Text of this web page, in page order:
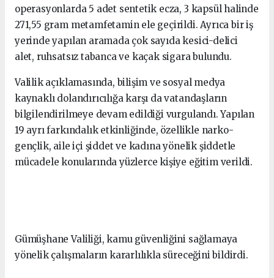
operasyonlarda 5 adet sentetik ecza, 3 kapsül halinde
271,55 gram metamfetamin ele geçirildi. Ayrıca bir iş
yerinde yapılan aramada çok sayıda kesici-delici
alet, ruhsatsız tabanca ve kaçak sigara bulundu.
Valilik açıklamasında, bilişim ve sosyal medya
kaynaklı dolandırıcılığa karşı da vatandaşların
bilgilendirilmeye devam edildiği vurgulandı. Yapılan
19 ayrı farkındalık etkinliğinde, özellikle narko-
gençlik, aile içi şiddet ve kadına yönelik şiddetle
mücadele konularında yüzlerce kişiye eğitim verildi.
Gümüşhane Valiliği, kamu güvenliğini sağlamaya
yönelik çalışmaların kararlılıkla süreceğini bildirdi.